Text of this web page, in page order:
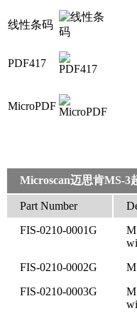
线性条码
PDF417
MicroPDF
Microscan迈思肯MS-3
Part Number
FIS-0210-0001G
FIS-0210-0002G
FIS-0210-0003G